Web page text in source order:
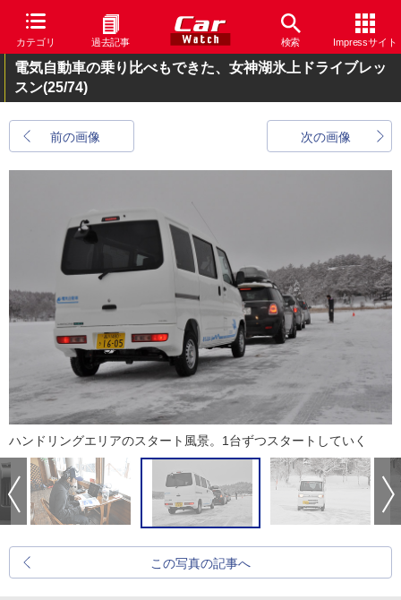
カテゴリ 過去記事 検索 Impressサイト
電気自動車の乗り比べもできた、女神湖氷上ドライブレッ
スン(25/74)
前の画像 次の画像
ハンドリングエリアのスタート風景。1台ずつスタートしていく
この写真の記事へ